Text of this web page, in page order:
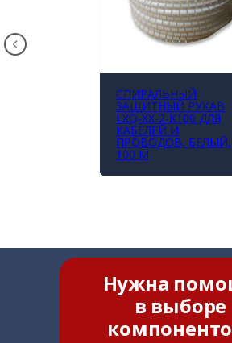
СПИРАЛЬНЫЙ
ЗАЩИТНЫЙ РУКАВ
LXQ-XX-2-K100 ДЛЯ
КАБЕЛЕЙ И
ПРОВОДОВ, БЕЛЫЙ,
100 М
Нужна
в выборе